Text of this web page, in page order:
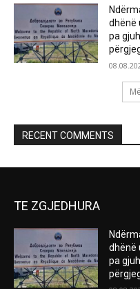
dhënë
pa
RECENT COMMENTS
TE ZGJEDHURA
dhënë
pa